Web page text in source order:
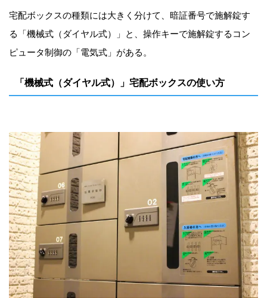
宅配ボックスの種類には大きく分けて、暗証番号で施解錠す
る「機械式（ダイヤル式）」と、操作キーで施解錠するコン
ピュータ制御の「電気式」がある。
「機械式（ダイヤル式）」宅配ボックスの使い方